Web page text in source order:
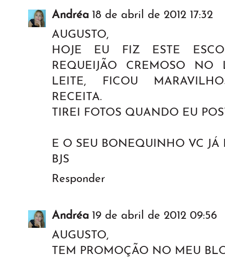
Andréa 18 de abril de 2012 17:32
AUGUSTO,
HOJE EU FIZ ESTE
REQUEIJÃO CREMOSO
LEITE, FICOU
RECEITA.
TIREI FOTOS QUANDO EU
E O SEU BONEQUINHO VC JÁ
BJS
Responder
Andréa 19 de abril de 2012 09:56
AUGUSTO,
TEM PROMOÇÃO NO MEU